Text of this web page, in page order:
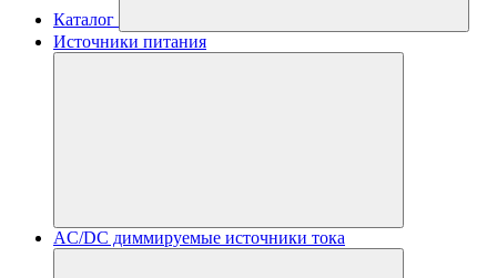
Каталог
Источники питания
AC/DC диммируемые источники тока